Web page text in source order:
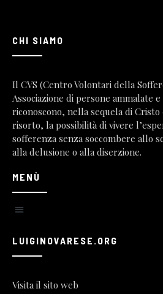
CHI SIAMO
Il CVS (Centro Volontari della
Associazione di persone ammalate e
riconoscono, nella sequela di Cristo
risorto, la possibilità di vivere
sofferenza senza soccombere allo
alla delusione o alla diserzione.
MENÙ
LUIGINOVARESE.ORG
Visita il sito web